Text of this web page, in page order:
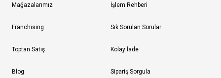
Mağazalarımız
Franchising
Toptan Satış
Blog
İşlem Rehberi
Sık Sorulan Sorular
Kolay İade
Sipariş Sorgula